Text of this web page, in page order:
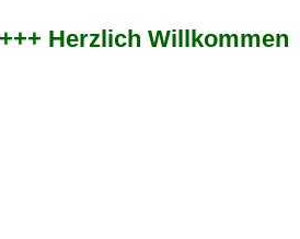
Herzlich Willkommen